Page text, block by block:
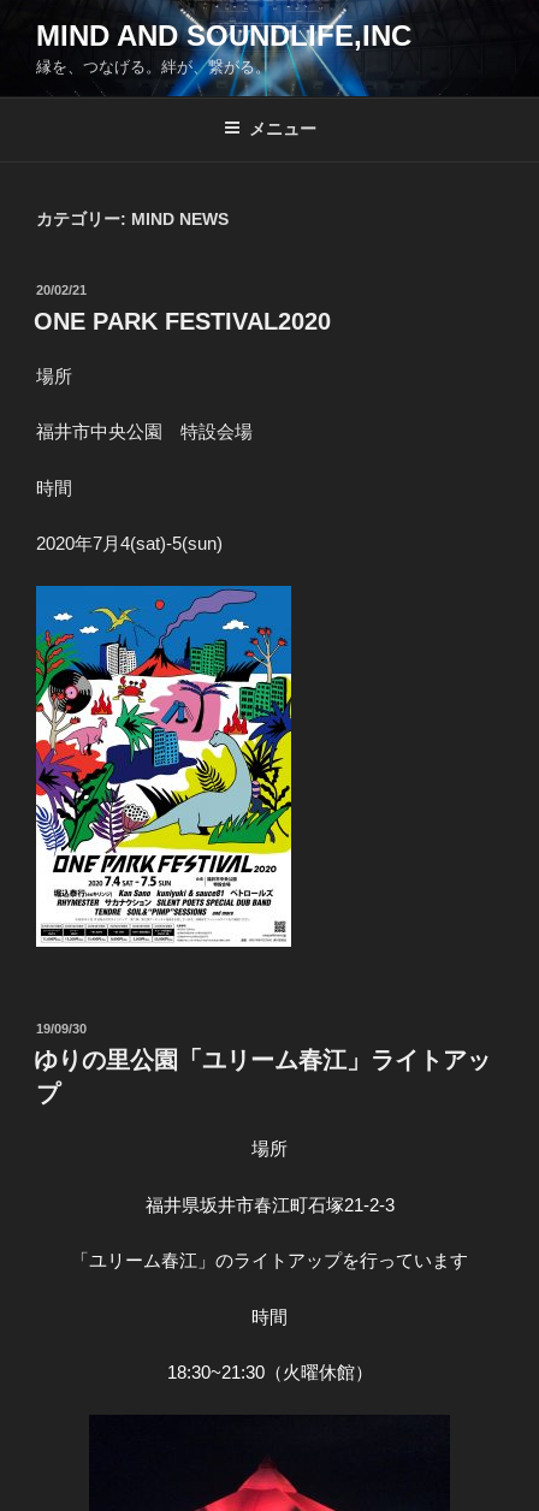
ン
MIND AND SOUNDLIFE,INC
縁を、つなげる。絆が、繋がる。
メニュー
カテゴリー: MIND NEWS
投
稿
日:
20/02/21
ONE PARK FESTIVAL2020
場所
福井市中央公園 特設会場
時間
2020年7月4(sat)-5(sun)
投
稿
日:
19/09/30
ゆりの里公園「ユリーム春江」ライトアッ
プ
場所
福井県坂井市春江町石塚21-2-3
「ユリーム春江」のライトアップを行っています
時間
18:30~21:30（火曜休館）